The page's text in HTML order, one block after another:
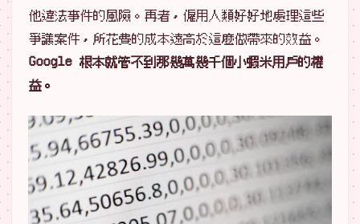
他違法事件的風險。再者，僱用人類好好地處理這些
爭議案件，所花費的成本遠高於這麼做帶來的效益。
Google 根本就管不到那幾萬幾千個小蝦米用戶的權
益。